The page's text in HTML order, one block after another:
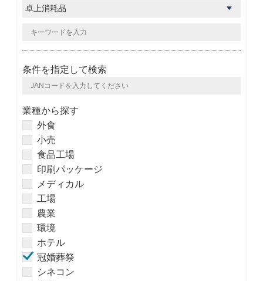
条件を指定して検索
業種から探す
外食
小売
食品工場
印刷パッケージ
メディカル
工場
農業
環境
ホテル
冠婚葬祭
シネコン